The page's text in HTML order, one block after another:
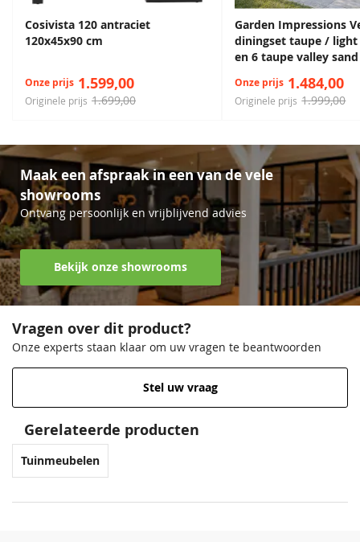
Cosivista 120 antraciet
120x45x90 cm
Originele prijs 1.699,00
Onze prijs 1.599,00
Garden Impressions
diningset taupe /
en 6 taupe valley
Originele prijs 1.999,00
Onze prijs 1.484,00
Maak een afspraak in een van de vele
showrooms
Ontvang persoonlijk en vrijblijvend advies
Bekijk onze showrooms
Vragen over dit product?
Onze experts staan klaar om uw vragen te beantwoorden
Stel uw vraag
Gerelateerde producten
Tuinmeubelen